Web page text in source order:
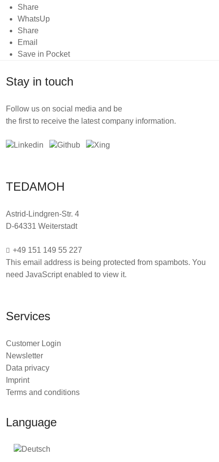
Share
WhatsUp
Share
Email
Save in Pocket
Stay in touch
Follow us on social media and be
the first to receive the latest company information.
TEDAMOH
Astrid-Lindgren-Str. 4
D-64331 Weiterstadt
+49 151 149 55 227
This email address is being protected from spambots. You
need JavaScript enabled to view it.
Services
Customer Login
Newsletter
Data privacy
Imprint
Terms and conditions
Language